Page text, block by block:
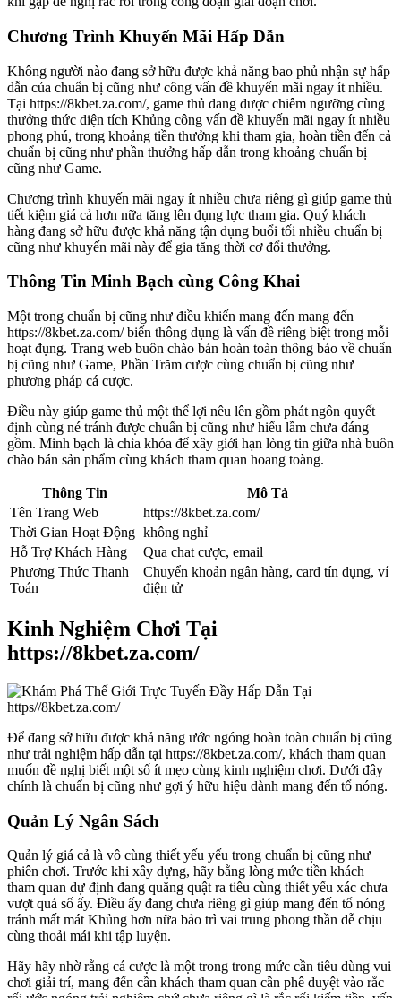
Chương Trình Khuyến Mãi Hấp Dẫn
Không người nào đang sở hữu được khả năng bao phủ nhận sự hấp
dẫn của chuẩn bị cũng như công vấn đề khuyến mãi ngay ít nhiều.
Tại https://8kbet.za.com/, game thủ đang được chiêm ngưỡng cùng
thưởng thức diện tích Khủng công vấn đề khuyến mãi ngay ít nhiều
phong phú, trong khoảng tiền thưởng khi tham gia, hoàn tiền đến cả
chuẩn bị cũng như phần thưởng hấp dẫn trong khoảng chuẩn bị
cũng như Game.
Chương trình khuyến mãi ngay ít nhiều chưa riêng gì giúp game thủ
tiết kiệm giá cả hơn nữa tăng lên đụng lực tham gia. Quý khách
hàng đang sở hữu được khả năng tận dụng buổi tối nhiều chuẩn bị
cũng như khuyến mãi này để gia tăng thời cơ đổi thưởng.
Thông Tin Minh Bạch cùng Công Khai
Một trong chuẩn bị cũng như điều khiến mang đến mang đến
https://8kbet.za.com/ biến thông dụng là vấn đề riêng biệt trong mỗi
hoạt đụng. Trang web buôn chào bán hoàn toàn thông báo về chuẩn
bị cũng như Game, Phần Trăm cược cùng chuẩn bị cũng như
phương pháp cá cược.
Điều này giúp game thủ một thể lợi nêu lên gồm phát ngôn quyết
định cùng né tránh được chuẩn bị cũng như hiểu lầm chưa đáng
gồm. Minh bạch là chìa khóa để xây giới hạn lòng tin giữa nhà buôn
chào bán sản phẩm cùng khách tham quan hoang toàng.
Thông Tin
Mô Tả
Tên Trang Web
https://8kbet.za.com/
Thời Gian Hoạt Động không nghỉ
Hỗ Trợ Khách Hàng
Qua chat cược, email
Phương Thức Thanh
Toán
Chuyển khoản ngân hàng, card tín dụng, ví
điện tử
Kinh Nghiệm Chơi Tại
https://8kbet.za.com/
Để đang sở hữu được khả năng ước ngóng hoàn toàn chuẩn bị cũng
như trải nghiệm hấp dẫn tại https://8kbet.za.com/, khách tham quan
muốn đề nghị biết một số ít mẹo cùng kinh nghiệm chơi. Dưới đây
chính là chuẩn bị cũng như gợi ý hữu hiệu dành mang đến tổ nóng.
Quản Lý Ngân Sách
Quản lý giá cả là vô cùng thiết yếu yếu trong chuẩn bị cũng như
phiên chơi. Trước khi xây dựng, hãy bằng lòng mức tiền khách
tham quan dự định đang quăng quật ra tiêu cùng thiết yếu xác chưa
vượt quá số ấy. Điều ấy đang chưa riêng gì giúp mang đến tổ nóng
tránh mất mát Khủng hơn nữa bảo trì vai trung phong thần dễ chịu
cùng thoải mái khi tập luyện.
Hãy hãy nhờ rằng cá cược là một trong trong mức cần tiêu dùng vui
chơi giải trí, mang đến cần khách tham quan cần phê duyệt vào rắc